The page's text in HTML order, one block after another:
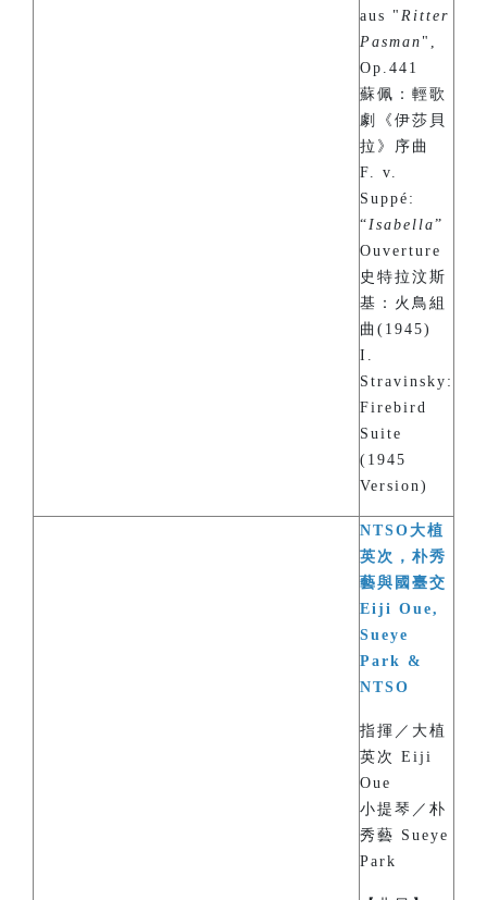
aus " Ritter
Pasman ",
Op.441
蘇佩：輕歌
劇《伊莎貝
拉》序曲
F. v.
Suppé:
“Isabella”
Ouverture
史特拉汶斯
基：火鳥組
曲(1945)
I.
Stravinsky:
Firebird
Suite
(1945
Version)
NTSO大植
英次，朴秀
藝與國臺交
Eiji Oue,
Sueye
Park &
NTSO
指揮／大植
英次 Eiji
Oue
小提琴／朴
秀藝 Sueye
Park